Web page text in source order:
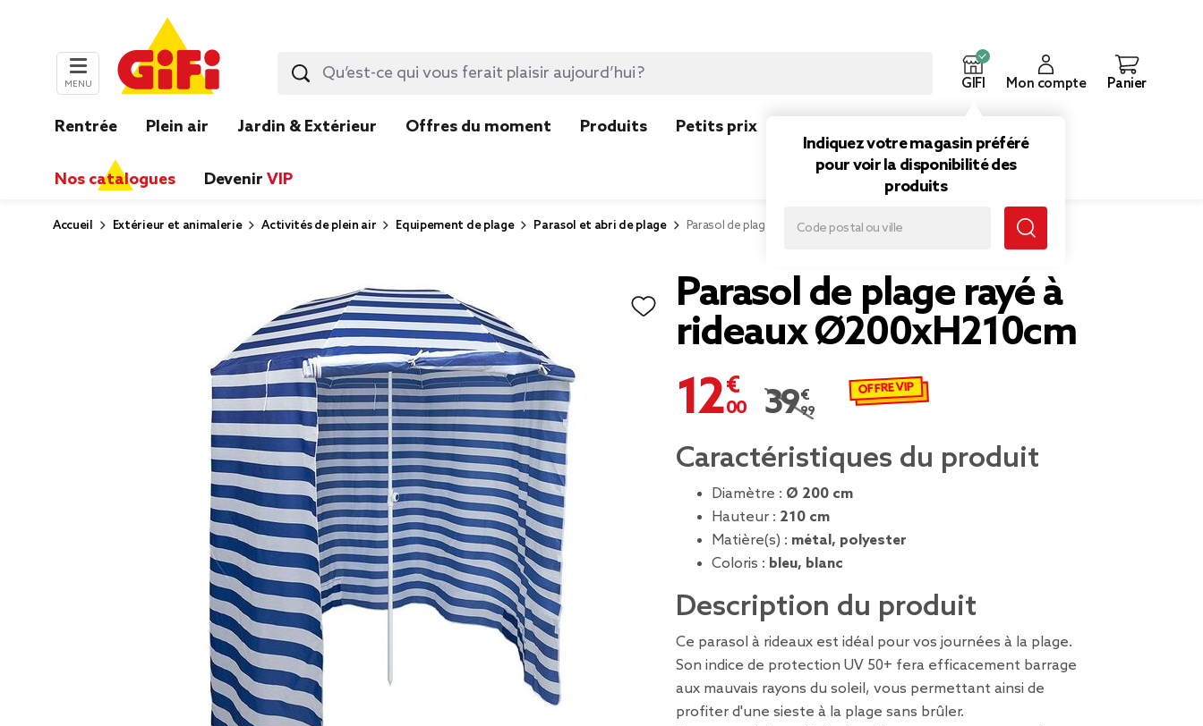
MENU GIFI
Indiquez votre magasin préféré
pour voir la disponibilité des
produits
Mon compte Panier
Rentrée Plein air Jardin & Extérieur Offres du moment Produits Petits prix
Nos catalogues Devenir VIP
Accueil Extérieur et animalerie Activités de plein air Equipement de plage Parasol et abri de plage Parasol de plage rayé à rideaux Ø200xH210cm
Parasol de plage rayé à
rideaux Ø200xH210cm
12,00 €
Prix remisé de 39,99 € à 12,00 €
39,99 €
OFFRE VIP
Caractéristiques du produit
Diamètre : Ø 200 cm
Hauteur : 210 cm
Matière(s) : métal, polyester
Coloris : bleu, blanc
Description du produit
Ce parasol à rideaux est idéal pour vos journées à la plage.
Son indice de protection UV 50+ fera efficacement barrage
aux mauvais rayons du soleil, vous permettant ainsi de
profiter d'une sieste à la plage sans brûler.